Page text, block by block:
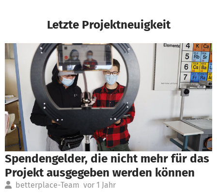
Letzte Projektneuigkeit
Spendengelder, die nicht mehr für das
Projekt ausgegeben werden können
betterplace-Team vor 1 Jahr